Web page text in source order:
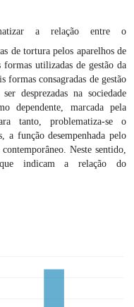
a relação entre o
de tortura pelos aparelhos de
formas utilizadas de gestão da
formas consagradas de gestão
desprezadas na sociedade
dependente, marcada pela
tanto, problematiza-se o
a função desempenhada pelo
Neste sentido,
indicam a relação do